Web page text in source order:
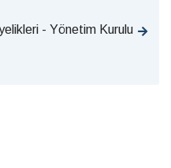
- Yönetim Kurulu